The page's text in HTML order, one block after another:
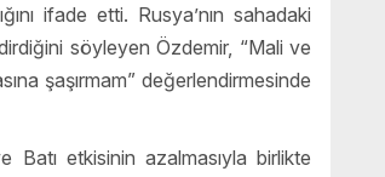
ifade etti. Rusya’nın sahadaki
söyleyen Özdemir, “Mali ve
şaşırmam” değerlendirmesinde
Batı etkisinin azalmasıyla birlikte